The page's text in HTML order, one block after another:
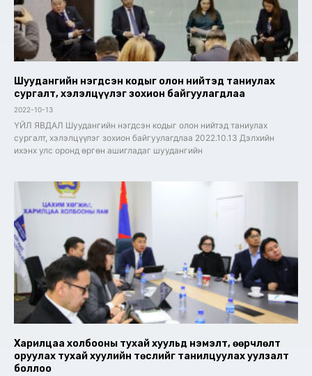
Шуудангийн нэгдсэн кодыг олон нийтэд таниулах
сургалт, хэлэлцүүлэг зохион байгуулагдлаа
2022-10-13
ҮЙЛ ЯВДАЛ Шуудангийн нэгдсэн кодыг олон нийтэд таниулах
сургалт, хэлэлцүүлэг зохион байгуулагдлаа 2022.10.13 Дэлхийн
ихэнх улс оронд өргөн ашигладаг шуудангийн
Харилцаа холбооны тухай хуульд нэмэлт, өөрчлөлт
оруулах тухай хуулийн төслийг танилцуулах уулзалт
боллоо